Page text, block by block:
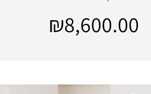
₪8,600.00